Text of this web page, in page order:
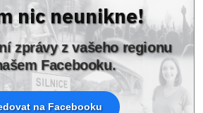
nic neunikne!
zprávy z vašeho regionu
Facebooku.
na Facebooku